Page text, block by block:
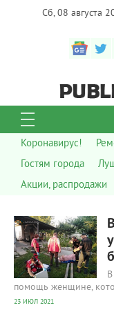
Сб, 08 августа
Коронавирус!
Гостям города
Акции, распродажи
помощь женщине,
23 ИЮЛ 2021